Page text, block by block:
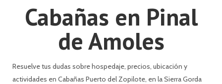
Cabañas en Pinal
de Amoles
Resuelve tus dudas sobre hospedaje, precios, ubicación y
actividades en Cabañas Puerto del Zopilote, en la Sierra Gorda